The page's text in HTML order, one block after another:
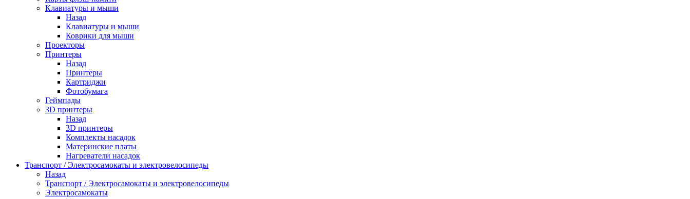
Клавиатуры и мыши
Назад
Клавиатуры и мыши
Коврики для мыши
Проекторы
Принтеры
Назад
Принтеры
Картриджи
Фотобумага
Геймпады
3D принтеры
Назад
3D принтеры
Комплекты насадок
Материнские платы
Нагреватели насадок
Транспорт / Электросамокаты и электровелосипеды
Назад
Транспорт / Электросамокаты и электровелосипеды
Электросамокаты